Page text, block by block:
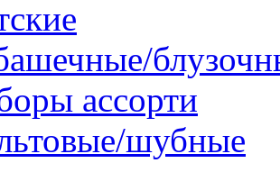
ассорти
шубные